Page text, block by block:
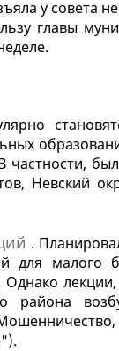
у совета
главы
частности,
Невский
.
для малого
района